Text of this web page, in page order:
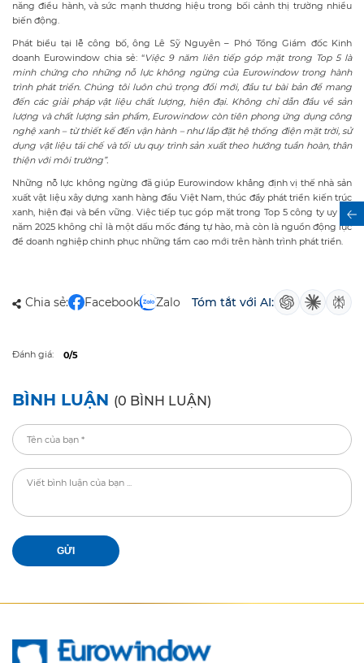
năng điều hành, và sức mạnh thương hiệu trong bối cảnh thị trường nhiều
biến động.
Phát biểu tại lễ công bố, ông Lê Sỹ Nguyên – Phó Tổng Giám đốc Kinh
doanh Eurowindow chia sẻ: “Việc 9 năm liên tiếp góp mặt trong Top 5 là
minh chứng cho những nỗ lực không ngừng của Eurowindow trong hành
trình phát triển. Chúng tôi luôn chú trọng đổi mới, đầu tư bài bản để mang
đến các giải pháp vật liệu chất lượng, hiện đại. Không chỉ dẫn đầu về sản
lượng và chất lượng sản phẩm, Eurowindow còn tiên phong ứng dụng công
nghệ xanh – từ thiết kế đến vận hành – như lắp đặt hệ thống điện mặt trời, sử
dụng vật liệu tái chế và tối ưu quy trình sản xuất theo hướng tuần hoàn, thân
thiện với môi trường”.
Những nỗ lực không ngừng đã giúp Eurowindow khẳng định vị thế nhà sản
xuất vật liệu xây dựng xanh hàng đầu Việt Nam, thúc đẩy phát triển kiến trúc
xanh, hiện đại và bền vững. Việc tiếp tục góp mặt trong Top 5 công ty uy tín
năm 2025 không chỉ là một dấu mốc đáng tự hào, mà còn là nguồn động lực
để doanh nghiệp chinh phục những tầm cao mới trên hành trình phát triển.
Chia sẻ: Facebook Zalo Tóm tắt với AI:
Đánh giá: 0/5
BÌNH LUẬN (0 BÌNH LUẬN)
GỬI